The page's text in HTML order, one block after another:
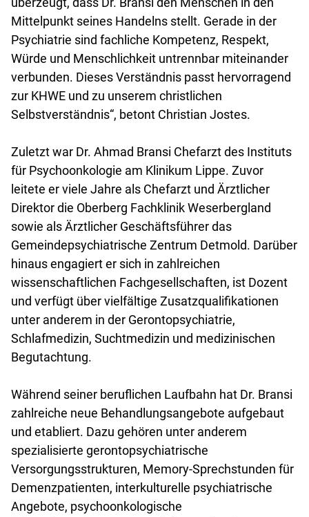
Mittelpunkt seines Handelns stellt. Gerade in der
Psychiatrie sind fachliche Kompetenz, Respekt,
Würde und Menschlichkeit untrennbar miteinander
verbunden. Dieses Verständnis passt hervorragend
zur KHWE und zu unserem christlichen
Selbstverständnis“, betont Christian Jostes.
Zuletzt war Dr. Ahmad Bransi Chefarzt des Instituts
für Psychoonkologie am Klinikum Lippe. Zuvor
leitete er viele Jahre als Chefarzt und Ärztlicher
Direktor die Oberberg Fachklinik Weserbergland
sowie als Ärztlicher Geschäftsführer das
Gemeindepsychiatrische Zentrum Detmold. Darüber
hinaus engagiert er sich in zahlreichen
wissenschaftlichen Fachgesellschaften, ist Dozent
und verfügt über vielfältige Zusatzqualifikationen
unter anderem in der Gerontopsychiatrie,
Schlafmedizin, Suchtmedizin und medizinischen
Begutachtung.
Während seiner beruflichen Laufbahn hat Dr. Bransi
zahlreiche neue Behandlungsangebote aufgebaut
und etabliert. Dazu gehören unter anderem
spezialisierte gerontopsychiatrische
Versorgungsstrukturen, Memory-Sprechstunden für
Demenzpatienten, interkulturelle psychiatrische
Angebote, psychoonkologische